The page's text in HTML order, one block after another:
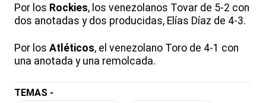
Por los Rockies, los venezolanos Tovar de 5-2 con
dos anotadas y dos producidas, Elías Díaz de 4-3.
Por los Atléticos, el venezolano Toro de 4-1 con
una anotada y una remolcada.
TEMAS -